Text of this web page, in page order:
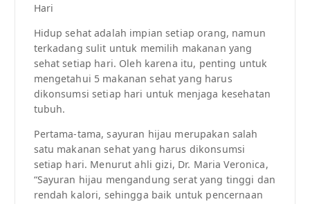
Hari
Hidup sehat adalah impian setiap orang, namun
terkadang sulit untuk memilih makanan yang
sehat setiap hari. Oleh karena itu, penting untuk
mengetahui 5 makanan sehat yang harus
dikonsumsi setiap hari untuk menjaga kesehatan
tubuh.
Pertama-tama, sayuran hijau merupakan salah
satu makanan sehat yang harus dikonsumsi
setiap hari. Menurut ahli gizi, Dr. Maria Veronica,
“Sayuran hijau mengandung serat yang tinggi dan
rendah kalori, sehingga baik untuk pencernaan